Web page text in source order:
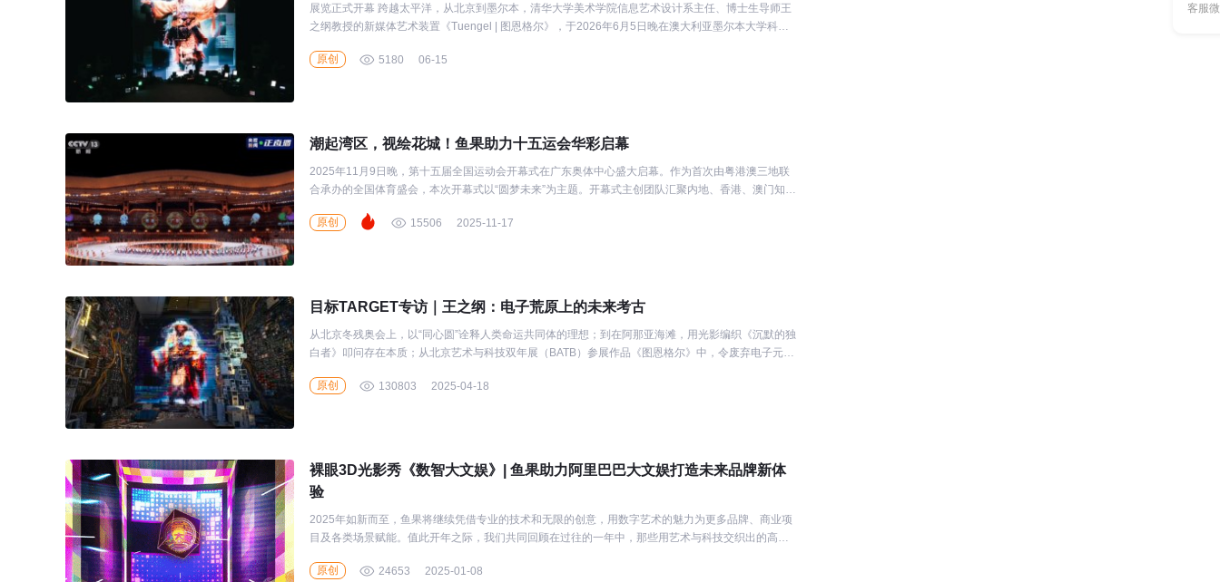
展览正式开幕 跨越太平洋，从北京到墨尔本，清华大学美术学院信息艺术设计系主任、博士生导师王
之纲教授的新媒体艺术装置《Tuengel | 图恩格尔》，于2026年6月5日晚在澳大利亚墨尔本大学科学
技、文明与生态的深度对话。 开幕致辞讲台设于《Tuengel | 图恩格尔》沉浸空间内，现场嘉宾在聆听
原创 5180 06-15
潮起湾区，视绘花城！鱼果助力十五运会华彩启幕
2025年11月9日晚，第十五届全国运动会开幕式在广东奥体中心盛大启幕。作为首次由粤港澳三地联
合承办的全国体育盛会，本次开幕式以“圆梦未来”为主题。开幕式主创团队汇聚内地、香港、澳门知名
原创
15506 2025-11-17
目标TARGET专访｜王之纲：电子荒原上的未来考古
从北京冬残奥会上，以“同心圆”诠释人类命运共同体的理想；到在阿那亚海滩，用光影编织《沉默的独
白者》叩问存在本质；从北京艺术与科技双年展（BATB）参展作品《图恩格尔》中，令废弃电子元件
原创
130803 2025-04-18
裸眼3D光影秀《数智大文娱》| 鱼果助力阿里巴巴大文娱打造未来品牌新体
验
2025年如新而至，鱼果将继续凭借专业的技术和无限的创意，用数字艺术的魅力为更多品牌、商业项
目及各类场景赋能。值此开年之际，我们共同回顾在过往的一年中，那些用艺术与科技交织出的高光
原创
24653 2025-01-08
客服